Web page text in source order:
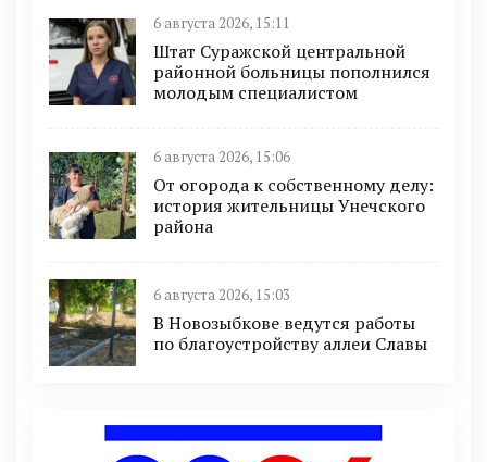
6 августа 2026, 15:11
Штат Суражской центральной
районной больницы пополнился
молодым специалистом
6 августа 2026, 15:06
От огорода к собственному делу:
история жительницы Унечского
района
6 августа 2026, 15:03
В Новозыбкове ведутся работы
по благоустройству аллеи Славы